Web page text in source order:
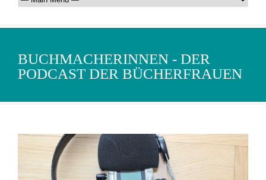
BUCHMACHERINNEN - DER
PODCAST DER BÜCHERFRAUEN